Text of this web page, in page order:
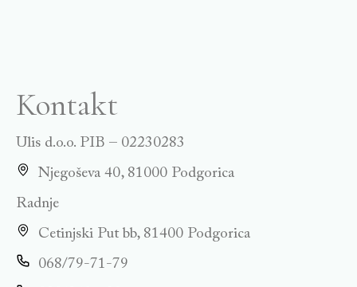
Kontakt
Ulis d.o.o. PIB – 02230283
Njegoševa 40, 81000 Podgorica
Radnje
Cetinjski Put bb, 81400 Podgorica
068/79-71-79